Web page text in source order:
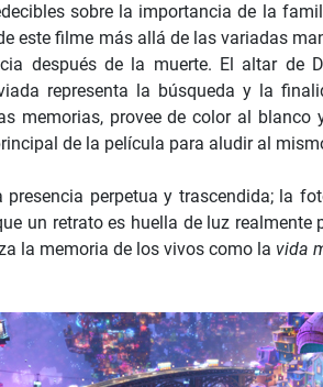
sobre la importancia de la
este filme más allá de las variadas
después de la muerte. El altar
representa la búsqueda y la
memorias, provee de color al
de la película para aludir al
perpetua y trascendida; la
un retrato es huella de luz
la memoria de los vivos como la vida